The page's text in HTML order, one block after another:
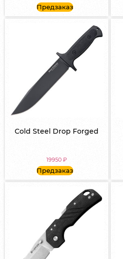
Предзаказ
Cold Steel Drop Forged
19950 ₽
Предзаказ